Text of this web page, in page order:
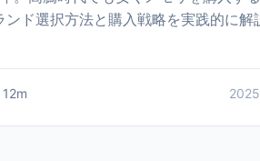
ンド選択方法と購入戦略を実践的に解